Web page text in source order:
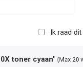
Ik raad
toner cyaan" (Max 20